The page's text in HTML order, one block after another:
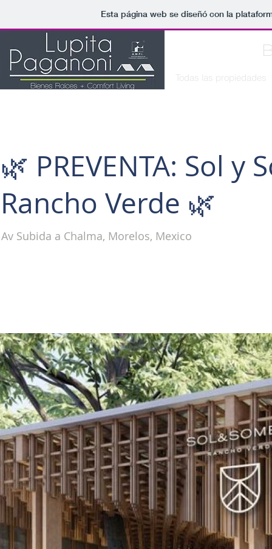
Esta página web se diseñó con la
Todas las propiedades
🌿 PREVENTA: Sol y
Rancho Verde 🌿
Av Subida a Chalma, Morelos, Mexico